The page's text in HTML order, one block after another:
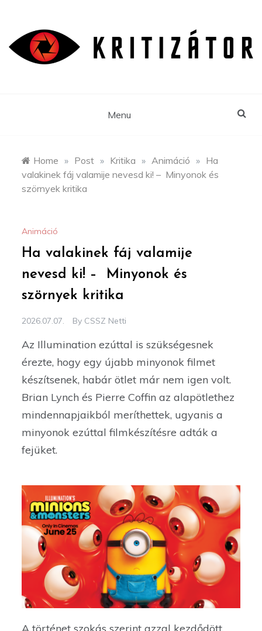
content
Menu
Home » Post » Kritika » Animáció » Ha
valakinek fáj valamije nevesd ki! – Minyonok és
szörnyek kritika
Animáció
Ha valakinek fáj valamije
nevesd ki! – Minyonok és
szörnyek kritika
2026.07.07. By CSSZ Netti
Az Illumination ezúttal is szükségesnek
érezte, hogy egy újabb minyonok filmet
készítsenek, habár ötlet már nem igen volt.
Brian Lynch és Pierre Coffin az alapötlethez
mindennapjaikból meríthettek, ugyanis a
minyonok ezúttal filmkészítésre adták a
fejüket.